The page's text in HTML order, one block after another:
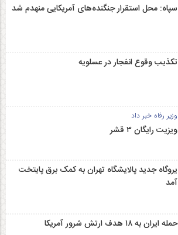
سپاه: محل استقرار جنگنده‌های آمریکایی منهدم شد
تکذیب وقوع انفجار در عسلویه
وزیر رفاه خبر داد
ویزیت رایگان ۳ قشر
یروگاه جدید پالایشگاه تهران به کمک برق پایتخت
آمد
حمله ایران به ۱۸ هدف ارتش شرور آمریکا